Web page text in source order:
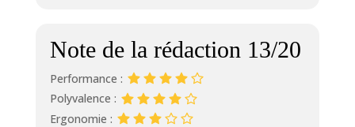
Note de la rédaction 13/20
Performance :
Polyvalence :
Ergonomie :